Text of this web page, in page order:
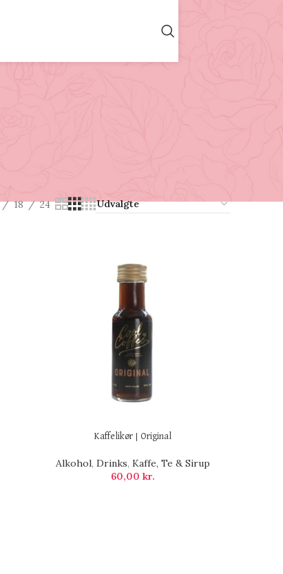
18 24
Kaffelikør | Original
Alkohol, Drinks, Kaffe, Te & Sirup
60,00 kr.